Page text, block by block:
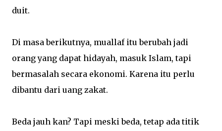
duit.
Di masa berikutnya, muallaf itu berubah jadi
orang yang dapat hidayah, masuk Islam, tapi
bermasalah secara ekonomi. Karena itu perlu
dibantu dari uang zakat.
Beda jauh kan? Tapi meski beda, tetap ada titik